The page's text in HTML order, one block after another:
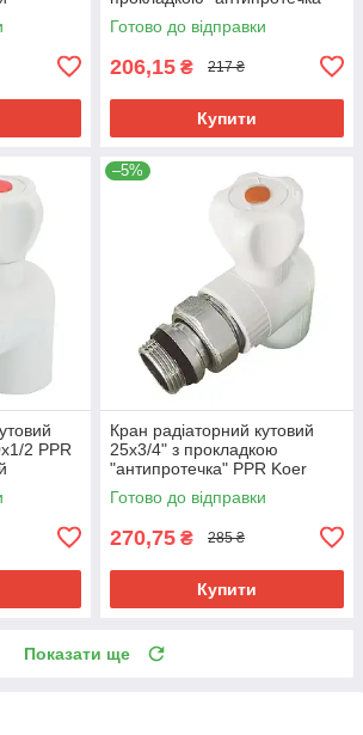
PPR (KP0207)
Готово до відправки
206,15 ₴ 217 ₴
Купити
2 PPR
–5%
Кран радіаторний кутовий
25x3/4" з прокладкою
"антипротечка" PPR Koer
K0162.PRO (KP0208)
Готово до відправки
270,75 ₴ 285 ₴
Купити
Показати ще